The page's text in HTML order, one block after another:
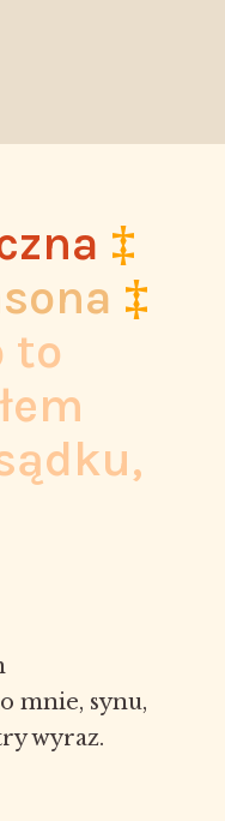
‡
‡
to
mnie, synu,
wyraz.